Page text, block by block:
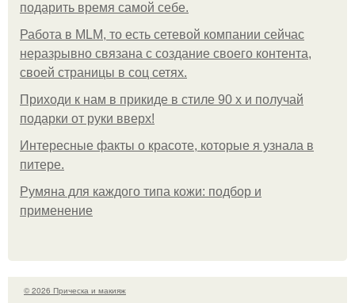
подарить время самой себе.
Работа в MLM, то есть сетевой компании сейчас
неразрывно связана с создание своего контента,
своей страницы в соц сетях.
Приходи к нам в прикиде в стиле 90 х и получай
подарки от руки вверх!
Интересные факты о красоте, которые я узнала в
питере.
Румяна для каждого типа кожи: подбор и
применение
© 2026 Прическа и макияж